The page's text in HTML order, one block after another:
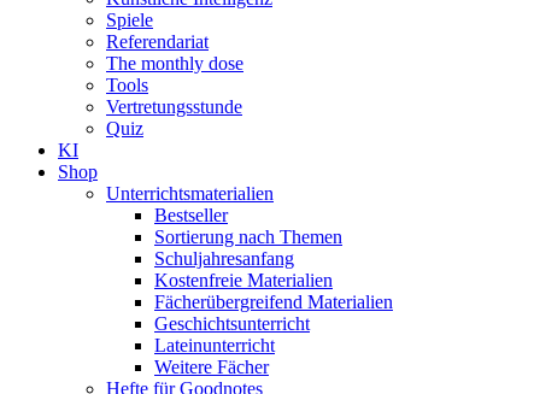
Spiele
Referendariat
The monthly dose
Tools
Vertretungsstunde
Quiz
KI
Shop
Unterrichtsmaterialien
Bestseller
Sortierung nach Themen
Schuljahresanfang
Kostenfreie Materialien
Fächerübergreifend Materialien
Geschichtsunterricht
Lateinunterricht
Weitere Fächer
Hefte für Goodnotes